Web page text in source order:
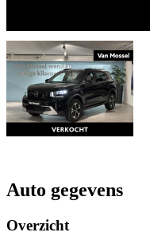
Auto gegevens
Overzicht